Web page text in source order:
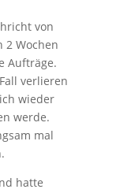
von
2 Wochen
Aufträge.
verlieren
wieder
werde.
mal
hatte